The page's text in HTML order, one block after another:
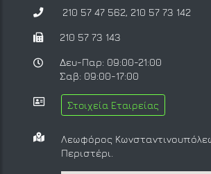
210 57 47 562, 210 57 73 142
210 57 73 143
Δευ-Παρ: 09:00-21:00
Σαβ: 09:00-17:00
Στοιχεία Εταιρείας
Λεωφόρος
Περιστέρι.